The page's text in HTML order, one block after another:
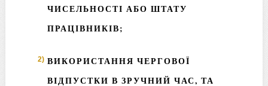
ЧИСЕЛЬНОСТІ АБО ШТАТУ
ПРАЦІВНИКІВ;
ВИКОРИСТАННЯ ЧЕРГОВОЇ
ВІДПУСТКИ В ЗРУЧНИЙ ЧАС, ТА